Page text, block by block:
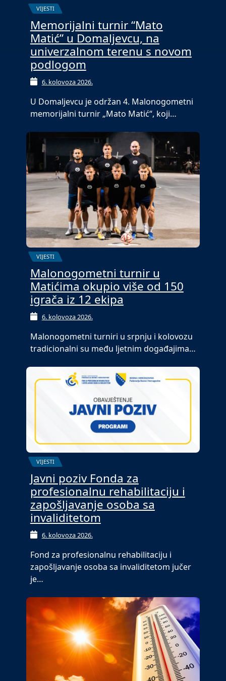
VIJESTI
Memorijalni turnir “Mato
Matić” u Domaljevcu, na
univerzalnom terenu s novom
podlogom
6. kolovoza 2026.
U Domaljevcu je održan 4. Malonogometni
memorijalni turnir „Mato Matić“, koji…
VIJESTI
Malonogometni turnir u
Matićima okupio više od 150
igrača iz 12 ekipa
6. kolovoza 2026.
Malonogometni turniri u srpnju i kolovozu
tradicionalni su među ljetnim događajima…
VIJESTI
Javni poziv Fonda za
profesionalnu rehabilitaciju i
zapošljavanje osoba sa
invaliditetom
6. kolovoza 2026.
Fond za profesionalnu rehabilitaciju i
zapošljavanje osoba sa invaliditetom jučer
je…